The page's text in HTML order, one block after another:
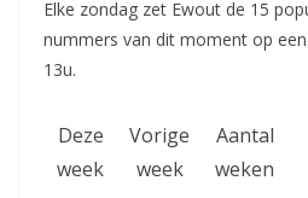
Elke zondag zet Ewout de 15
nummers van dit moment op
13u.
Deze
week
Vorige
week
Aantal
weken